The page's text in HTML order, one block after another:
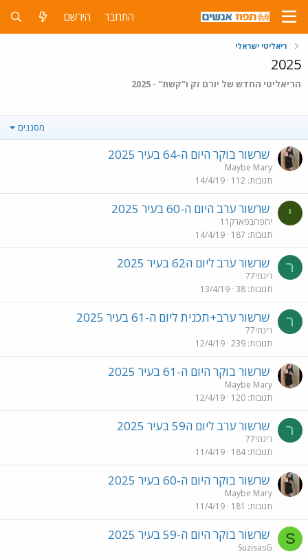
התחבר הירשם
ריאליטי ישראלי
2025
הריאליטי החדש של יורם זק ו"קשת" - 2025
מסננים
שרשור בוקר היום ה-64 בעיר 2025
Maybe Mary
תגובות 112
14/4/19
י שרשור ערב היום ה-60 בעיר 2025
יחפהבפארק11
תגובות 187
14/4/19
ר שרשור ערב ליום ה62 בעיר 2025
רינתי77
תגובות 38
13/4/19
ר שרשור ערב+תכנית ליום ה-61 בעיר 2025
רינתי77
תגובות 239
12/4/19
שרשור בוקר היום ה-61 בעיר 2025
Maybe Mary
תגובות 120
12/4/19
ר שרשור ערב ליום ה59 בעיר 2025
רינתי77
תגובות 184
11/4/19
שרשור בוקר היום ה-60 בעיר 2025
Maybe Mary
תגובות 181
11/4/19
S שרשור בוקר היום ה-59 בעיר 2025
SuzisasG